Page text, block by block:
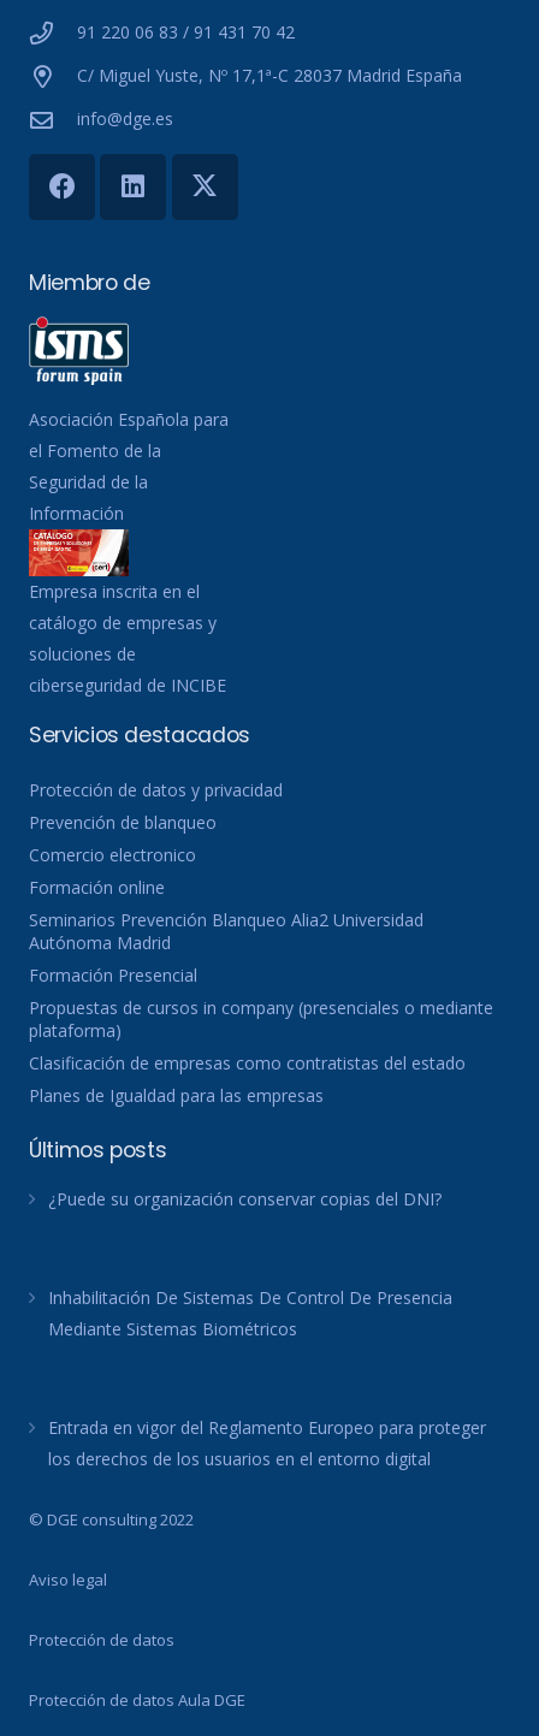
91 220 06 83 / 91 431 70 42
C/ Miguel Yuste, Nº 17,1ª-C 28037 Madrid España
info@dge.es
Miembro de
Asociación Española para
el Fomento de la
Seguridad de la
Información
Empresa inscrita en el
catálogo de empresas y
soluciones de
ciberseguridad de INCIBE
Servicios destacados
Protección de datos y privacidad
Prevención de blanqueo
Comercio electronico
Formación online
Seminarios Prevención Blanqueo Alia2 Universidad
Autónoma Madrid
Formación Presencial
Propuestas de cursos in company (presenciales o mediante
plataforma)
Clasificación de empresas como contratistas del estado
Planes de Igualdad para las empresas
Últimos posts
¿Puede su organización conservar copias del DNI?
Inhabilitación De Sistemas De Control De Presencia
Mediante Sistemas Biométricos
Entrada en vigor del Reglamento Europeo para proteger
los derechos de los usuarios en el entorno digital
© DGE consulting 2022
Aviso legal
Protección de datos
Protección de datos Aula DGE